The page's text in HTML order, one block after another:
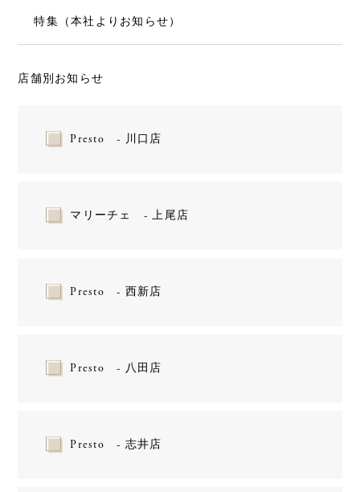
特集（本社よりお知らせ）
店舗別お知らせ
Presto - 川口店
マリーチェ - 上尾店
Presto - 西新店
Presto - 八田店
Presto - 志井店